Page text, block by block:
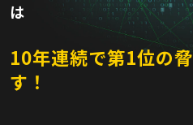
は
10年連続で第1位の
す！